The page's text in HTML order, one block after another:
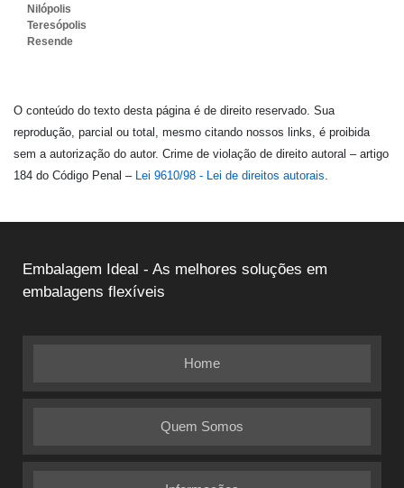
Nilópolis
Teresópolis
Resende
O conteúdo do texto desta página é de direito reservado. Sua
reprodução, parcial ou total, mesmo citando nossos links, é proibida
sem a autorização do autor. Crime de violação de direito autoral – artigo
184 do Código Penal – Lei 9610/98 - Lei de direitos autorais.
Embalagem Ideal - As melhores soluções em
embalagens flexíveis
Home
Quem Somos